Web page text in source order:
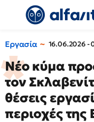
Εργασία 16.06.2026 -
Νέο κύμα
τον
θέσεις
περιοχές